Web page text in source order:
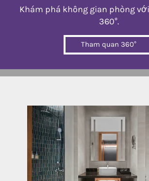
Khám phá không gian phòng
360°.
Tham quan 360°